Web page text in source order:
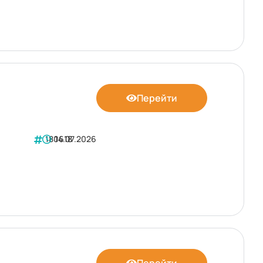
180618
14.07.2026
Перейти